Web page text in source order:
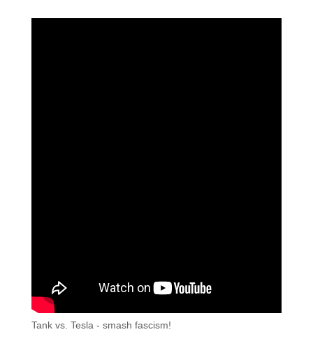
Tank vs. Tesla - smash fascism!